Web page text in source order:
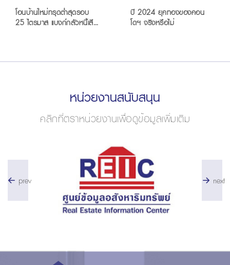
โอนบ้านใหม่ทรุดต่ำสุดรอบ
25 ไตรมาส แบงก์กลัวหนี้เสีย
ปี 2024 ยุคทองของคอน
โดฯ จริงหรือไม่
หน่วยงานสนับสนุน
คลิกที่ตราหน่วยงานเพื่อดูข้อมูลเพิ่มเติม
prev next